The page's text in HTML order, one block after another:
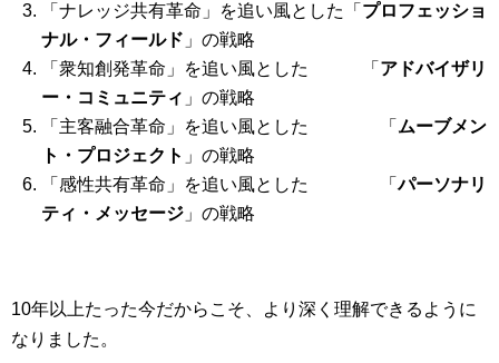
「ナレッジ共有革命」を追い風とした「 プロフェッショ
ナル・フィールド 」の戦略
「衆知創発革命」を追い風とした 「 アドバイザリ
ー・コミュニティ 」の戦略
「主客融合革命」を追い風とした 「 ムーブメン
ト・プロジェクト 」の戦略
「感性共有革命」を追い風とした 「パーソナリ
ティ・メッセージ 」の戦略
10年以上たった今だからこそ、より深く理解できるように
なりました。